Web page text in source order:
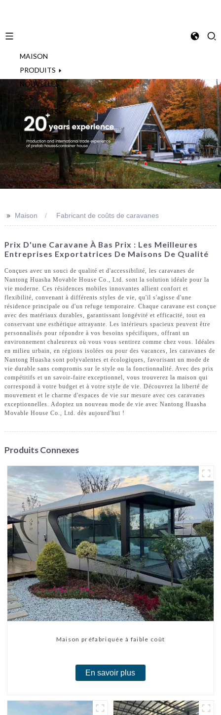
MAISON
PRODUITS
NOUVELLES
CAS
CONTACTS
>> Maison Fabricant de coûts de caravanes
Prix ​​d'une Caravane À Bas Prix : Les Meilleures
Entreprises Exportatrices De Maisons De Qualité
Conçues avec un souci de qualité et d'accessibilité, les caravanes de
Nantong Huasha Movable House Co., Ltd. sont la solution idéale pour la
vie moderne. Ces résidences mobiles innovantes allient confort et
flexibilité, convenant à différents styles de vie, qu'il s'agisse d'une
résidence principale ou d'un refuge temporaire. Chaque caravane est conçue
avec des matériaux durables, garantissant longévité et efficacité, tout en
conservant une esthétique attrayante. Les intérieurs spacieux peuvent être
personnalisés pour répondre à vos besoins spécifiques, offrant un
environnement chaleureux où vous vous sentirez comme chez vous. Idéales
en milieu urbain, en régions isolées ou pour des vacances, les caravanes de
Nantong Huasha sont polyvalentes et écologiques, favorisant un mode de
vie durable sans compromis sur le style ou la fonctionnalité. Avec des prix
compétitifs et un savoir-faire exceptionnel, vous trouverez la maison qui
correspond à votre budget et à votre style de vie. Découvrez la liberté de
mouvement et le charme d'espaces de vie sur mesure avec ces caravanes
exceptionnelles. Adoptez un nouveau mode de vie avec Nantong Huasha
Movable House Co., Ltd. dès aujourd'hui !
Produits Connexes
Maison préfabriquée à faible coût
En savoir plus